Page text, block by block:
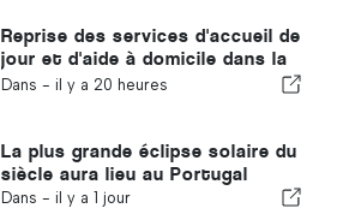
Reprise des services d'accueil de
jour et d'aide à domicile dans la
commune de Portugal
Dans - il y a 20 heures
La plus grande éclipse solaire du
siècle aura lieu au Portugal
Dans - il y a 1 jour